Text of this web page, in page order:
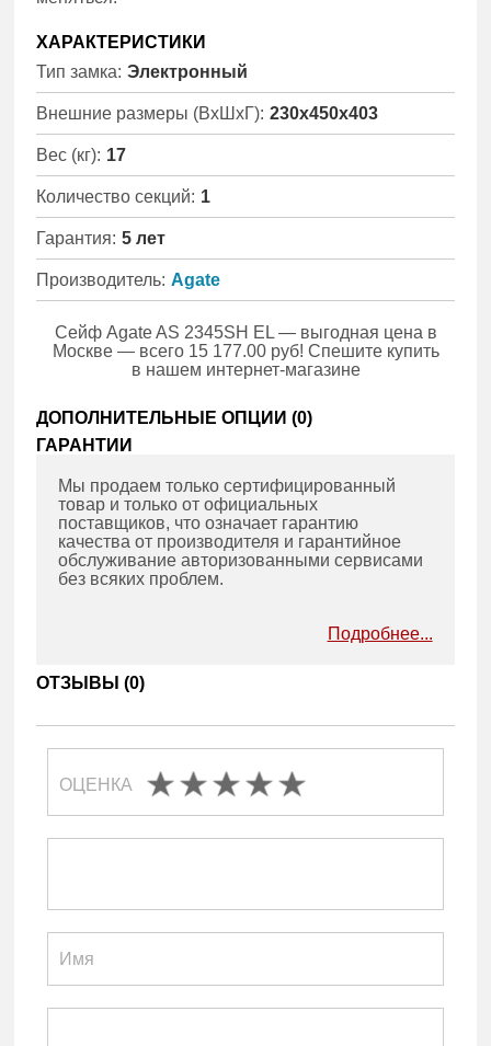
ХАРАКТЕРИСТИКИ
Тип замка: Электронный
Внешние размеры (ВхШхГ): 230x450x403
Вес (кг): 17
Количество секций: 1
Гарантия: 5 лет
Производитель: Agate
Сейф Agate AS 2345SH EL — выгодная цена в
Москве — всего 15 177.00 руб! Спешите купить
в нашем интернет-магазине
ДОПОЛНИТЕЛЬНЫЕ ОПЦИИ (0)
ГАРАНТИИ
Мы продаем только сертифицированный
товар и только от официальных
поставщиков, что означает гарантию
качества от производителя и гарантийное
обслуживание авторизованными сервисами
без всяких проблем.
Подробнее...
ОТЗЫВЫ (0)
ОЦЕНКА